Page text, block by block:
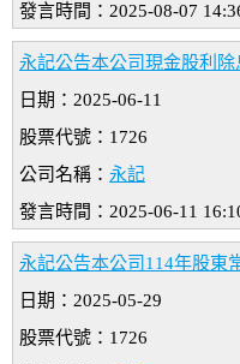
發言時間：2025-08-07
永記公告本公司現金股利
日期：2025-06-11
股票代號：1726
公司名稱： 永記
發言時間：2025-06-11
永記公告本公司114年股東
日期：2025-05-29
股票代號：1726